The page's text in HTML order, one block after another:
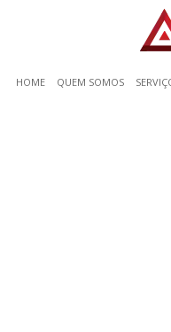
HOME QUEM SOMOS